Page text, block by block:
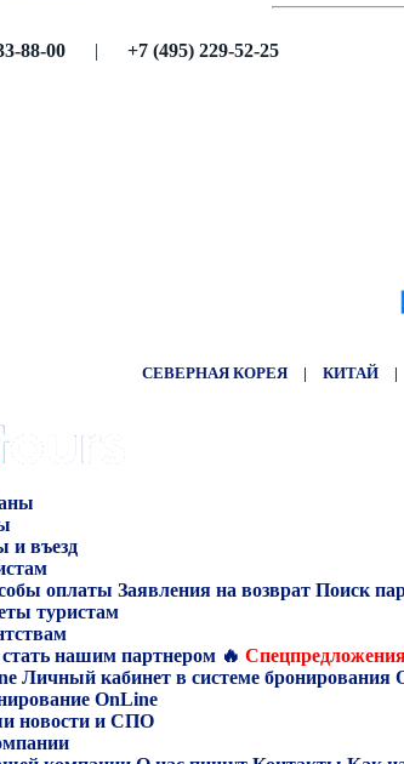
88-00 | +7 (495) 229-52-25
СЕВЕРНАЯ КОРЕЯ | КИТАЙ |
и въезд
оплаты Заявления на возврат Поиск
туристам
нашим партнером 🔥
Личный кабинет в системе бронирования
OnLine
новости и СПО